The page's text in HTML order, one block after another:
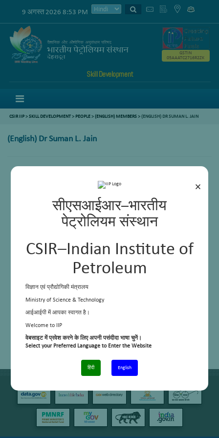
×
सीएसआईआर–भारतीय
पेट्रोलियम संस्थान
CSIR–Indian Institute of
Petroleum
विज्ञान एवं प्रौद्योगिकी मंत्रालय
Ministry of Science & Technology
आईआईपी में आपका स्वागत है।
Welcome to IIP
वेबसाइट में प्रवेश करने के लिए अपनी पसंदीदा भाषा चुनें।
Select your Preferred Language to Enter the Website
हिंदी English
9 अगस्त 2026 8:53 PM
Skill Development
GSTIN
05AAATC2716R2ZK
CSIR IIP>SKILL DEVELOPMENT> PEOPLE>(ENGLISH) MEMBERS> (ENGLISH) DR SUMAN L. JAIN
(English) Dr Suman L. Jain